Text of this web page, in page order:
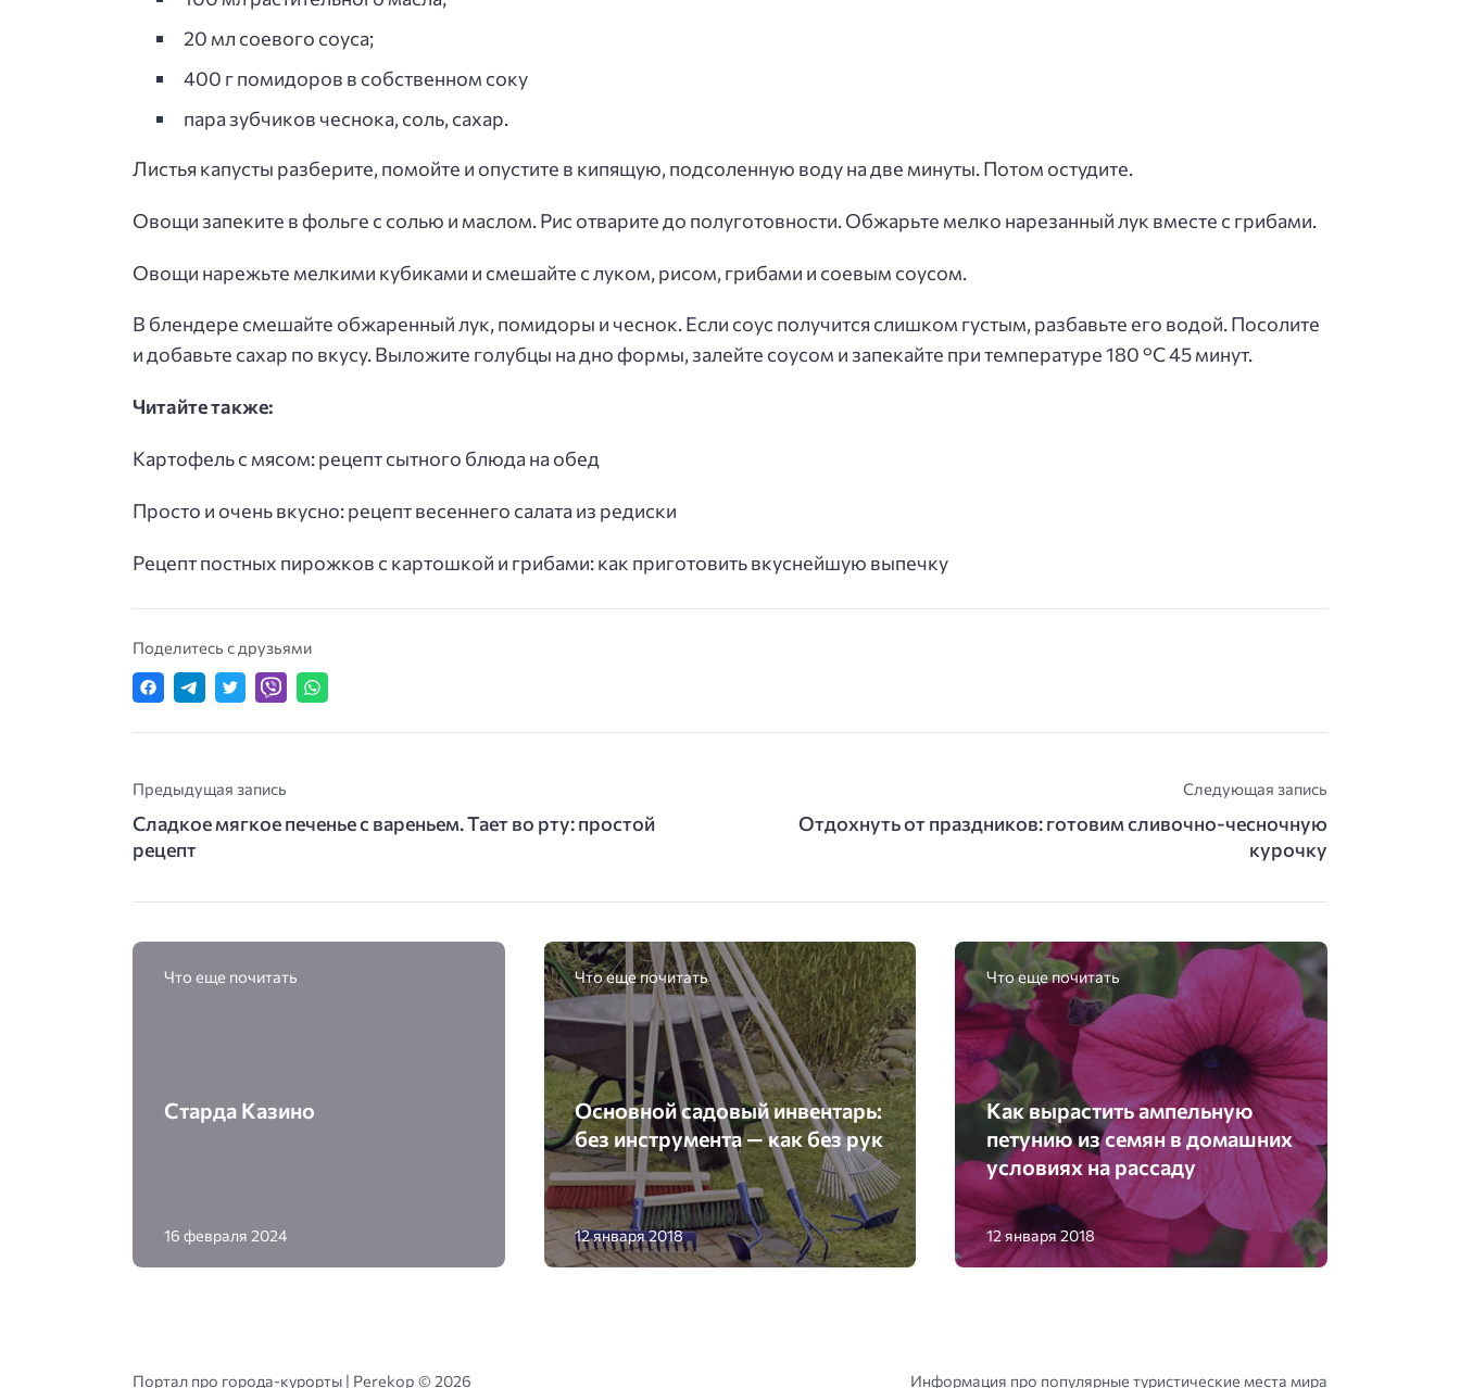
20 мл соевого соуса;
400 г помидоров в собственном соку
пара зубчиков чеснока, соль, сахар.
Листья капусты разберите, помойте и опустите в кипящую, подсоленную воду на две минуты. Потом остудите.
Овощи запеките в фольге с солью и маслом. Рис отварите до полуготовности. Обжарьте мелко нарезанный лук вместе с грибами.
Овощи нарежьте мелкими кубиками и смешайте с луком, рисом, грибами и соевым соусом.
В блендере смешайте обжаренный лук, помидоры и чеснок. Если соус получится слишком густым, разбавьте его водой. Посолите
и добавьте сахар по вкусу. Выложите голубцы на дно формы, залейте соусом и запекайте при температуре 180 °С 45 минут.
Читайте также:
Картофель с мясом: рецепт сытного блюда на обед
Просто и очень вкусно: рецепт весеннего салата из редиски
Рецепт постных пирожков с картошкой и грибами: как приготовить вкуснейшую выпечку
Поделитесь с друзьями
Предыдущая запись
Сладкое мягкое печенье с вареньем. Тает во рту: простой
рецепт
Следующая запись
Отдохнуть от праздников: готовим сливочно-чесночную
курочку
Что еще почитать
Старда Казино
16 февраля 2024
Что еще почитать
Основной садовый инвентарь:
без инструмента — как без рук
12 января 2018
Что еще почитать
Как вырастить ампельную
петунию из семян в домашних
условиях на рассаду
12 января 2018
Портал про города-курорты | Perekop © 2026 Информация про популярные туристические места мира